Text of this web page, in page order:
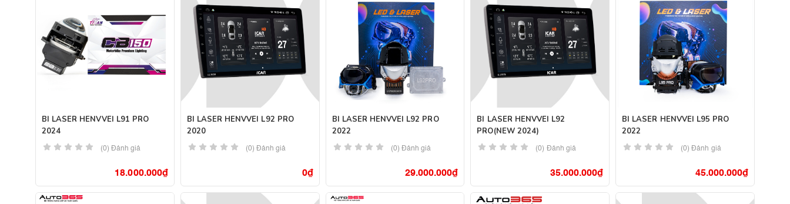
BI LASER HENVVEI L91 PRO
2024
(0) Đánh giá
18.000.000₫
BI LASER HENVVEI L92 PRO
2020
(0) Đánh giá
0₫
BI LASER HENVVEI L92 PRO
2022
(0) Đánh giá
29.000.000₫
BI LASER HENVVEI L92
PRO(NEW 2024)
(0) Đánh giá
35.000.000₫
BI LASER HENVVEI L95 PRO
2022
(0) Đánh giá
45.000.000₫